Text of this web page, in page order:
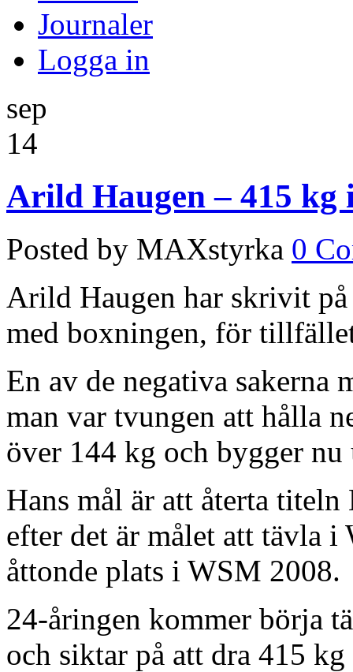
Journaler
Logga in
sep
14
Arild Haugen – 415
Posted by MAXstyrka 0
Arild Haugen har skrivit
med boxningen, för
En av de negativa
man var tvungen att hålla
över 144 kg och bygger
Hans mål är att återta
efter det är målet att tävla
åttonde plats i WSM 2008.
24-åringen kommer börja
och siktar på att dra 415